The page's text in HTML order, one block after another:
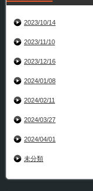
2023/10/14
2023/11/10
2023/12/16
2024/01/08
2024/02/11
2024/03/27
2024/04/01
未分類